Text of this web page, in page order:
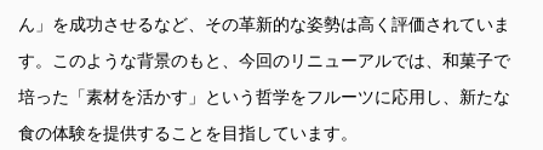
ん」を成功させるなど、その革新的な姿勢は高く評価されていま
す。このような背景のもと、今回のリニューアルでは、和菓子で
培った「素材を活かす」という哲学をフルーツに応用し、新たな
食の体験を提供することを目指しています。